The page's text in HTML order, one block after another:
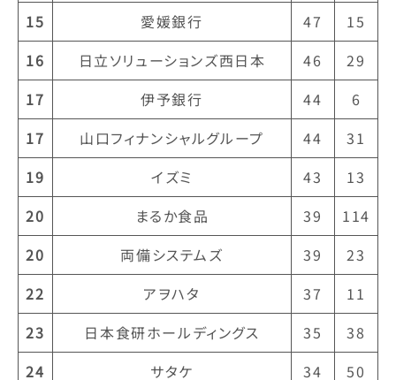
15
愛媛銀行 47
15
16
日立ソリューションズ西日本 46
29
17
伊予銀行 44
6
17
山口フィナンシャルグループ 44
31
19
イズミ 43
13
20
まるか食品 39
114
20
両備システムズ 39
23
22
アヲハタ 37
11
23
日本食研ホールディングス 35
38
24
サタケ 34
50